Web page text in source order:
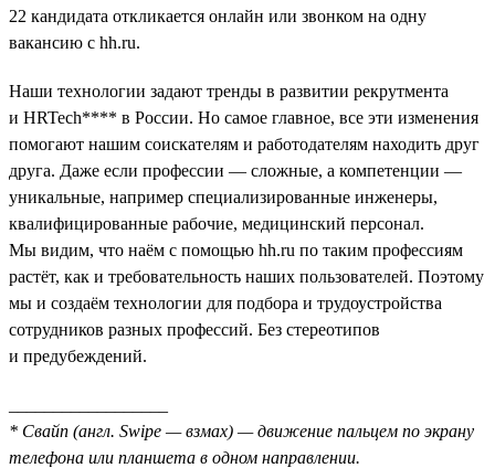
22 кандидата откликается онлайн или звонком на одну
вакансию с hh.ru.
Наши технологии задают тренды в развитии рекрутмента
и HRTech**** в России. Но самое главное, все эти изменения
помогают нашим соискателям и работодателям находить друг
друга. Даже если профессии — сложные, а компетенции —
уникальные, например специализированные инженеры,
квалифицированные рабочие, медицинский персонал.
Мы видим, что наём с помощью hh.ru по таким профессиям
растёт, как и требовательность наших пользователей. Поэтому
мы и создаём технологии для подбора и трудоустройства
сотрудников разных профессий. Без стереотипов
и предубеждений.
* Свайп (англ. Swipe — взмах) — движение пальцем по экрану
телефона или планшета в одном направлении.